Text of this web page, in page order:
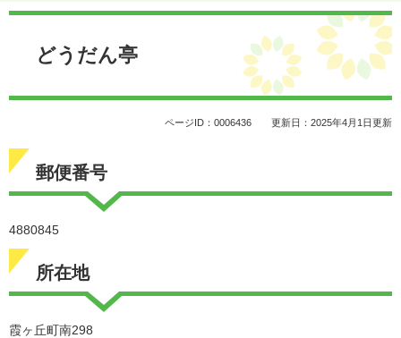
。
て本
どうだん亭
ページID：0006436 更新日：2025年4月1日更新
郵便番号
4880845
所在地
霞ヶ丘町南298